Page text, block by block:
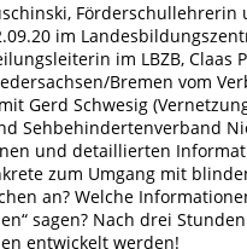
im
im LBZB, Claas
Bremen vom
Gerd Schwesig
Sehbehindertenverband
und detaillierten
zum Umgang mit
an? Welche
sagen? Nach drei
entwickelt werden!